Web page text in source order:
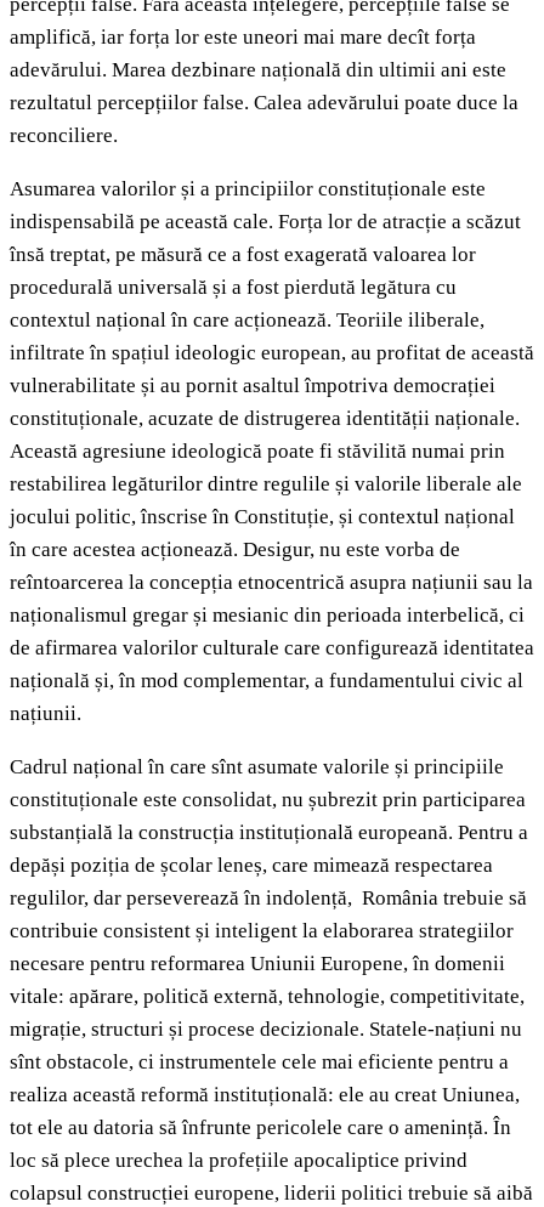
percepții false. Fără această înțelegere, percepțiile false se
amplifică, iar forța lor este uneori mai mare decît forța
adevărului. Marea dezbinare națională din ultimii ani este
rezultatul percepțiilor false. Calea adevărului poate duce la
reconciliere.
Asumarea valorilor și a principiilor constituționale este
indispensabilă pe această cale. Forța lor de atracție a scăzut
însă treptat, pe măsură ce a fost exagerată valoarea lor
procedurală universală și a fost pierdută legătura cu
contextul național în care acționează. Teoriile iliberale,
infiltrate în spațiul ideologic european, au profitat de această
vulnerabilitate și au pornit asaltul împotriva democrației
constituționale, acuzate de distrugerea identității naționale.
Această agresiune ideologică poate fi stăvilită numai prin
restabilirea legăturilor dintre regulile și valorile liberale ale
jocului politic, înscrise în Constituție, și contextul național
în care acestea acționează. Desigur, nu este vorba de
reîntoarcerea la concepția etnocentrică asupra națiunii sau la
naționalismul gregar și mesianic din perioada interbelică, ci
de afirmarea valorilor culturale care configurează identitatea
națională și, în mod complementar, a fundamentului civic al
națiunii.
Cadrul național în care sînt asumate valorile și principiile
constituționale este consolidat, nu șubrezit prin participarea
substanțială la construcția instituțională europeană. Pentru a
depăși poziția de școlar leneș, care mimează respectarea
regulilor, dar perseverează în indolență, România trebuie să
contribuie consistent și inteligent la elaborarea strategiilor
necesare pentru reformarea Uniunii Europene, în domenii
vitale: apărare, politică externă, tehnologie, competitivitate,
migrație, structuri și procese decizionale. Statele-națiuni nu
sînt obstacole, ci instrumentele cele mai eficiente pentru a
realiza această reformă instituțională: ele au creat Uniunea,
tot ele au datoria să înfrunte pericolele care o amenință. În
loc să plece urechea la profețiile apocaliptice privind
colapsul construcției europene, liderii politici trebuie să aibă